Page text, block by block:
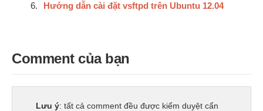
Hướng dẫn cài đặt vsftpd trên Ubuntu 12.04
Comment của bạn
Lưu ý: tất cả comment đều được kiểm duyệt cẩn